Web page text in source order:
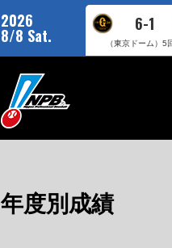
2026
8/8 Sat.
6-1
（東京ドーム） 5
年度別成績